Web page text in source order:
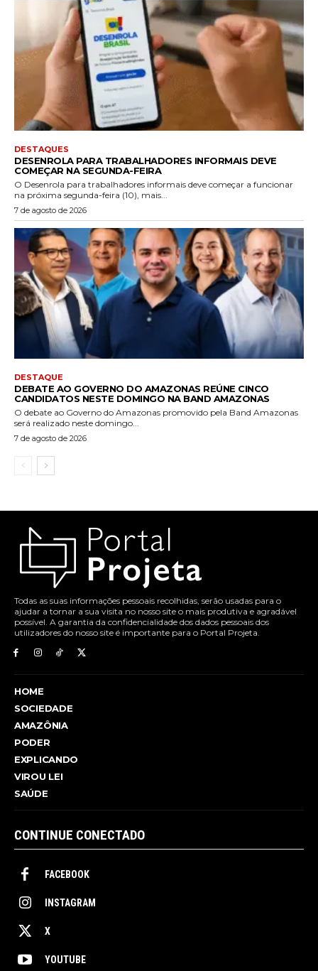
DESTAQUES
DESENROLA PARA TRABALHADORES INFORMAIS DEVE
COMEÇAR NA SEGUNDA-FEIRA
O Desenrola para trabalhadores informais deve começar a funcionar
na próxima segunda-feira (10), mais...
7 de agosto de 2026
DESTAQUE
DEBATE AO GOVERNO DO AMAZONAS REÚNE CINCO
CANDIDATOS NESTE DOMINGO NA BAND AMAZONAS
O debate ao Governo do Amazonas promovido pela Band Amazonas
será realizado neste domingo...
7 de agosto de 2026
Todas as suas informações pessoais recolhidas, serão usadas para o
ajudar a tornar a sua visita no nosso site o mais produtiva e agradável
possível. A garantia da confidencialidade dos dados pessoais dos
utilizadores do nosso site é importante para o Portal Projeta.
HOME
SOCIEDADE
AMAZÔNIA
PODER
EXPLICANDO
VIROU LEI
SAÚDE
CONTINUE CONECTADO
FACEBOOK
INSTAGRAM
X
YOUTUBE